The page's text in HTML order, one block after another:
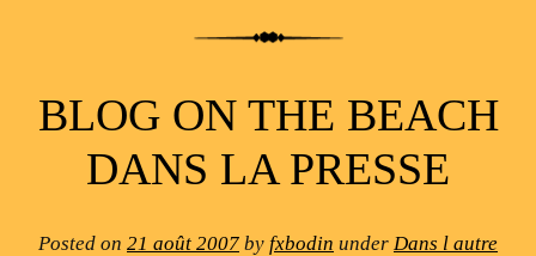
BLOG ON THE BEACH
DANS LA PRESSE
Posted on 21 août 2007 by fxbodin under Dans l autre